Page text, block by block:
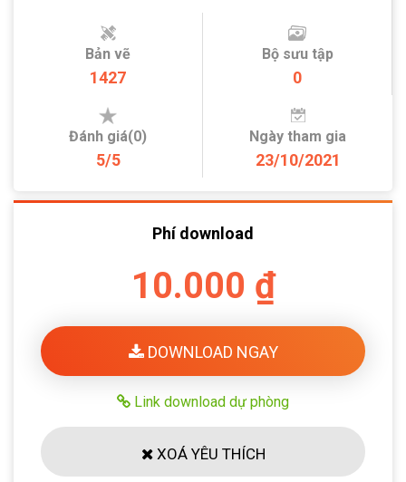
Bản vẽ
1427
Bộ sưu tập
0
Đánh giá(0)
5/5
Ngày tham gia
23/10/2021
Phí download
10.000 ₫
DOWNLOAD NGAY
Link download dự phòng
XOÁ YÊU THÍCH